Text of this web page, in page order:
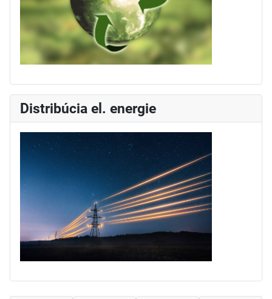
Distribúcia el. energie